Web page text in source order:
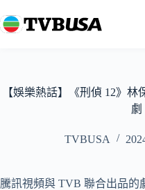
至
【娛樂熱話】《刑偵 12》
劇
TVBUSA
騰訊視頻與 TVB 聯合出品的